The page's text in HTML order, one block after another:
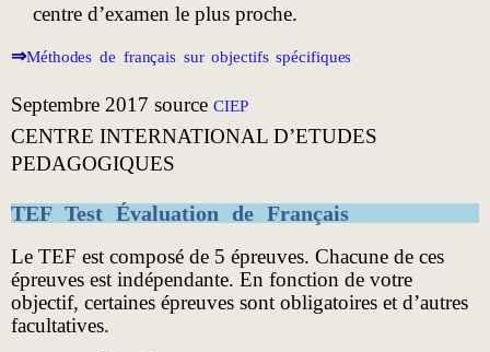
centre d’examen le plus proche.
⇒Méthodes de français sur objectifs spécifiques
Septembre 2017 source CIEP
CENTRE INTERNATIONAL D’ETUDES
PEDAGOGIQUES
TEF Test Évaluation de Français​
Le TEF est composé de 5 épreuves. Chacune de ces
épreuves est indépendante. En fonction de votre
objectif, certaines épreuves sont obligatoires et d’autres
facultatives.